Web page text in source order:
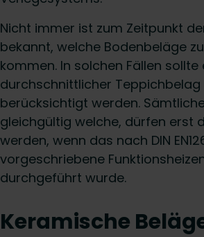
Nicht immer ist zum Zeitpunkt
bekannt, welche Bodenbeläge
kommen. In solchen Fällen sollte
durchschnittlicher Teppichbelag
berücksichtigt werden.
gleichgültig welche, dürfen erst
werden, wenn das nach DIN
vorgeschriebene
durchgeführt wurde.
Keramische